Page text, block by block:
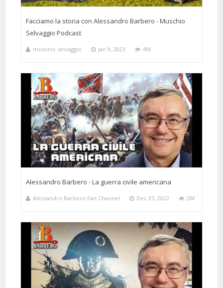
Facciamo la storia con Alessandro Barbero - Muschio
Selvaggio Podcast
muschio selvaggio Jan 9, 2023 4M
Alessandro Barbero - La guerra civile americana
Alessandro Barbero Fan Channel Dec 25, 2022 2M